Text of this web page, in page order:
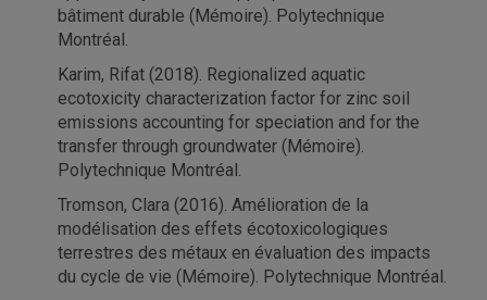
bâtiment durable (Mémoire). Polytechnique
Montréal.
Karim, Rifat (2018). Regionalized aquatic
ecotoxicity characterization factor for zinc soil
emissions accounting for speciation and for the
transfer through groundwater (Mémoire).
Polytechnique Montréal.
Tromson, Clara (2016). Amélioration de la
modélisation des effets écotoxicologiques
terrestres des métaux en évaluation des impacts
du cycle de vie (Mémoire). Polytechnique Montréal.